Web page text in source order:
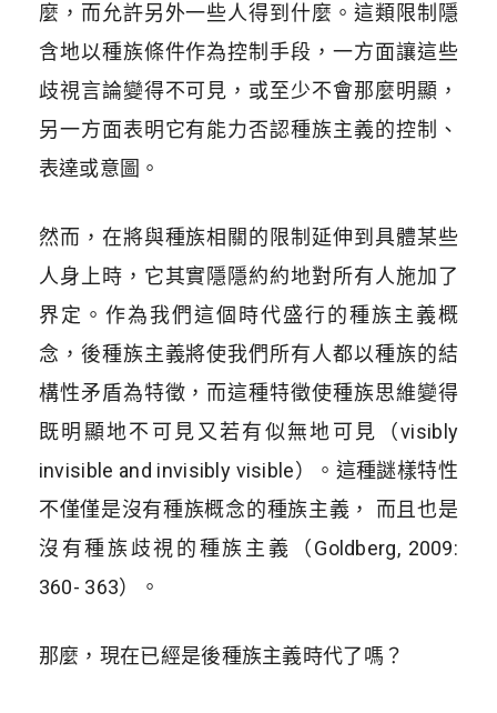
麼，而允許另外一些人得到什麼。這類限制隱
含地以種族條件作為控制手段，一方面讓這些
歧視言論變得不可見，或至少不會那麼明顯，
另一方面表明它有能力否認種族主義的控制、
表達或意圖。
然而，在將與種族相關的限制延伸到具體某些
人身上時，它其實隱隱約約地對所有人施加了
界定。作為我們這個時代盛行的種族主義概
念，後種族主義將使我們所有人都以種族的結
構性矛盾為特徵，而這種特徵使種族思維變得
既明顯地不可見又若有似無地可見（visibly
invisible and invisibly visible）。這種謎樣特性
不僅僅是沒有種族概念的種族主義， 而且也是
沒有種族歧視的種族主義（Goldberg, 2009:
360- 363）。
那麼，現在已經是後種族主義時代了嗎？